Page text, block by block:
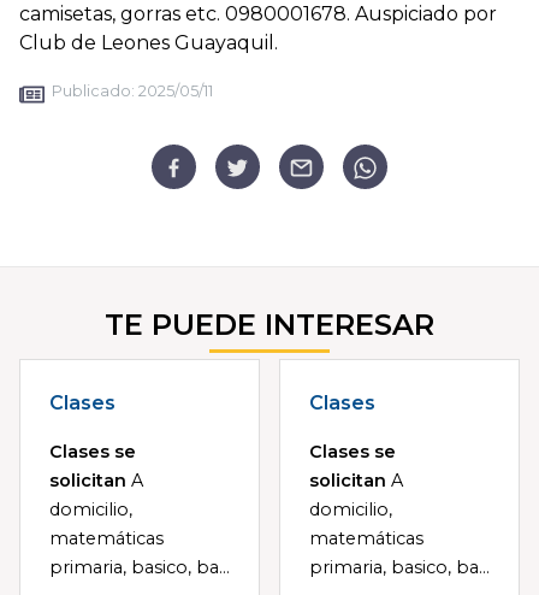
camisetas, gorras etc. 0980001678. Auspiciado por
Club de Leones Guayaquil.
Publicado: 2025/05/11
TE PUEDE INTERESAR
Clases
Clases se
solicitan A
domicilio,
matemáticas
primaria, basico, ba...
Clases
Clases se
solicitan A
domicilio,
matemáticas
primaria, basico, ba...